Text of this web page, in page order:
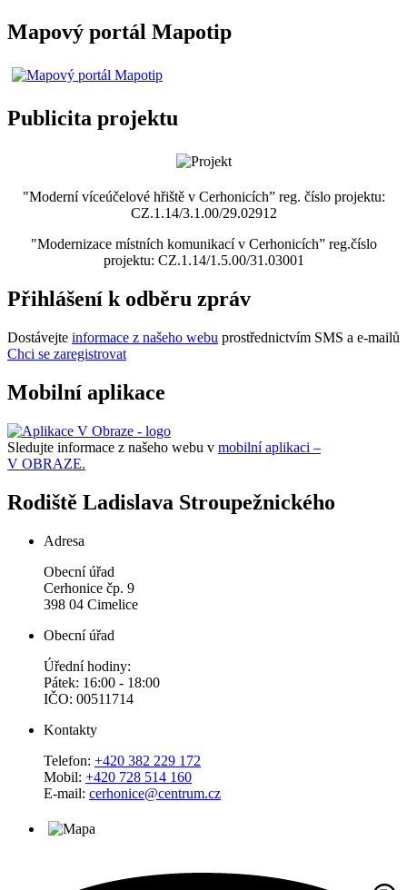
Mapový portál Mapotip
Publicita projektu
"Moderní víceúčelové hřiště v Cerhonicích” reg. číslo projektu:
CZ.1.14/3.1.00/29.02912
"Modernizace místních komunikací v Cerhonicích” reg.číslo
projektu: CZ.1.14/1.5.00/31.03001
Přihlášení k odběru zpráv
Dostávejte informace z našeho webu prostřednictvím SMS a e-mailů
Chci se zaregistrovat
Mobilní aplikace
Sledujte informace z našeho webu v mobilní aplikaci –
V OBRAZE.
Rodiště Ladislava Stroupežnického
Adresa
Obecní úřad
Cerhonice čp. 9
398 04 Cimelice
Obecní úřad
Úřední hodiny:
Pátek: 16:00 - 18:00
IČO: 00511714
Kontakty
Telefon: +420 382 229 172
Mobil: +420 728 514 160
E-mail: cerhonice@centrum.cz